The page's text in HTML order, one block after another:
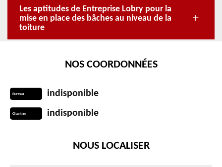
Les aptitudes de Entreprise Lobry pour la
mise en place des bâches au niveau de la
toiture
NOS COORDONNÉES
Bureau indisponible
Chantier indisponible
NOUS LOCALISER